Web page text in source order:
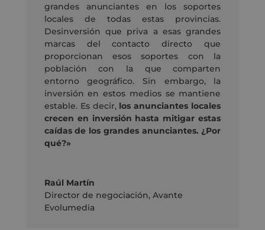
grandes anunciantes en los soportes
locales de todas estas provincias.
Desinversión que priva a esas grandes
marcas del contacto directo que
proporcionan esos soportes con la
población con la que comparten
entorno geográfico. Sin embargo, la
inversión en estos medios se mantiene
estable. Es decir, los anunciantes locales
crecen en inversión hasta mitigar estas
caídas de los grandes anunciantes. ¿Por
qué?»
Raúl Martín
Director de negociación, Avante
Evolumedia